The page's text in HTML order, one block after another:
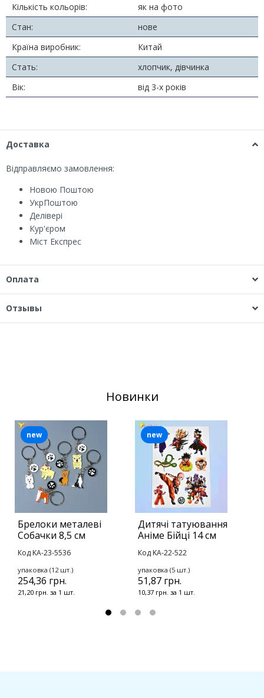
Кількість кольорів:
як на фото
Стан:
нове
Країна виробник:
Китай
Стать:
хлопчик, дівчинка
Вік:
від 3-х років
Доставка
Відправляємо замовлення:
Новою Поштою
УкрПоштою
Делівері
Кур'єром
Міст Експрес
Оплата
Отзывы
Новинки
Брелоки металеві
Собачки 8,5 см
Код KA-23-5536
упаковка (12 шт.)
254,36 грн.
21,20 грн. за 1 шт.
new
Дитячі татуювання
Аніме Бійці 14 см
Код KA-22-522
упаковка (5 шт.)
51,87 грн.
10,37 грн. за 1 шт.
new